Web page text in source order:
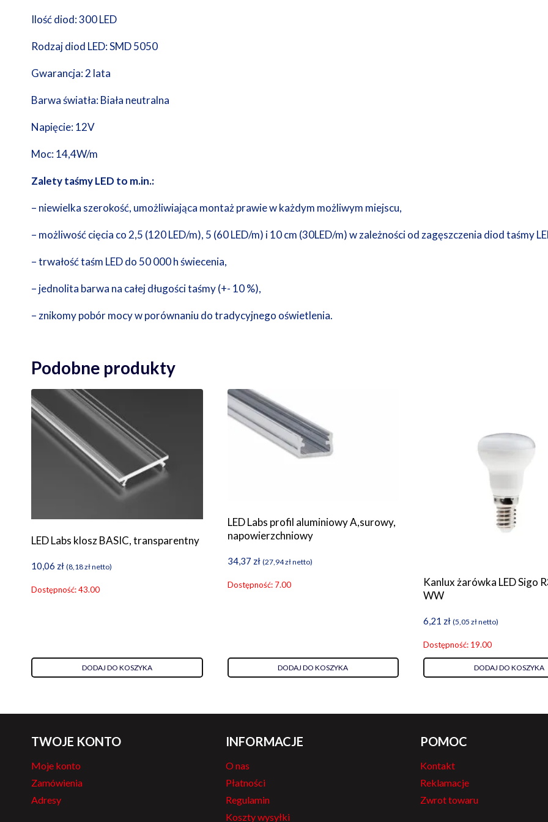
Ilość diod: 300 LED
Rodzaj diod LED: SMD 5050
Gwarancja: 2 lata
Barwa światła: Biała neutralna
Napięcie: 12V
Moc: 14,4W/m
Zalety taśmy LED to m.in.:
– niewielka szerokość, umożliwiająca montaż prawie w każdym możliwym miejscu,
– możliwość cięcia co 2,5 (120 LED/m), 5 (60 LED/m) i 10 cm (30LED/m) w zależności od zagęszczenia diod taśmy
– trwałość taśm LED do 50 000 h świecenia,
– jednolita barwa na całej długości taśmy (+- 10 %),
– znikomy pobór mocy w porównaniu do tradycyjnego oświetlenia.
Podobne produkty
LED Labs klosz BASIC, transparentny
10,06 zł (8,18złnetto)
Dostępność: 43.00
DODAJ DO KOSZYKA
LED Labs profil aluminiowy A,surowy,
napowierzchniowy
34,37 zł (27,94złnetto)
Dostępność: 7.00
DODAJ DO KOSZYKA
Kanlux żarówka LED Sigo
WW
6,21 zł (5,05 złnetto)
Dostępność: 19.00
DODAJ DO KOSZYKA
TWOJE KONTO
Moje konto
Zamówienia
Adresy
INFORMACJE
O nas
Płatności
Regulamin
Koszty wysyłki
POMOC
Kontakt
Reklamacje
Zwrot towaru